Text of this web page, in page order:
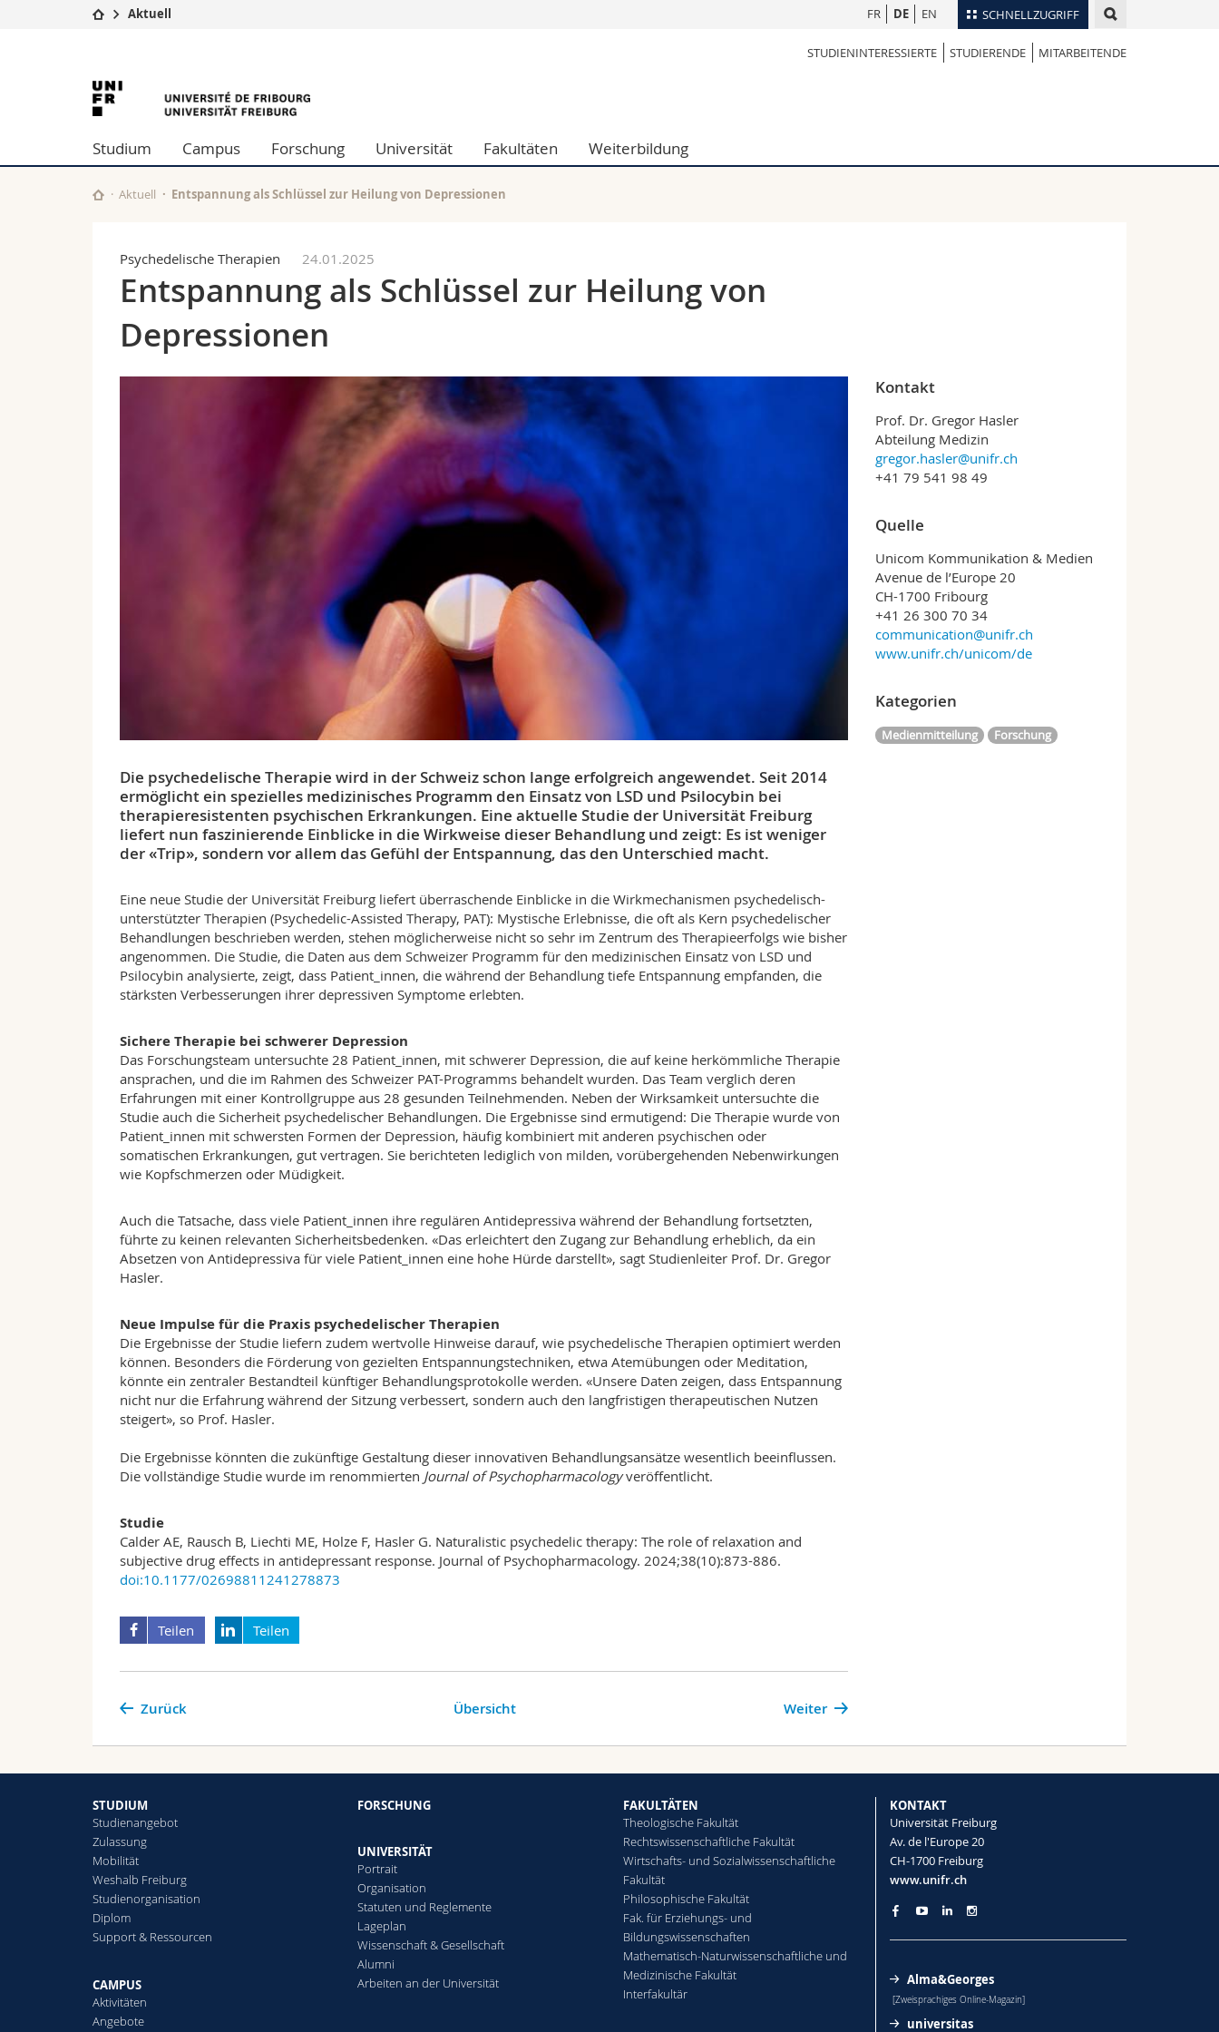
SCHNELLZUGRIFF
Studium
Campus
Universität
Weiterbildung
Theologische Fak.
Philosophische Fak.
Fak. für Erziehungs- und Bildungswissenschaften
Math.-Nat. und Med. Fak.
Mitarbeitende
Personenverzeichnis
Vorlesungsverzeichnis
FR DE EN
Aktuell
STUDIENINTERESSIERTE STUDIERENDE MITARBEITENDE
University
of
Fribourg
Studium Campus Forschung Universität Fakultäten Weiterbildung
Aktuell Entspannung als Schlüssel zur Heilung von Depressionen
Psychedelische Therapien 24.01.2025
Entspannung als Schlüssel zur Heilung von
Depressionen
Die psychedelische Therapie wird in der Schweiz schon lange erfolgreich angewendet. Seit 2014
ermöglicht ein spezielles medizinisches Programm den Einsatz von LSD und Psilocybin bei
therapieresistenten psychischen Erkrankungen. Eine aktuelle Studie der Universität Freiburg
liefert nun faszinierende Einblicke in die Wirkweise dieser Behandlung und zeigt: Es ist weniger
der «Trip», sondern vor allem das Gefühl der Entspannung, das den Unterschied macht.
Eine neue Studie der Universität Freiburg liefert überraschende Einblicke in die Wirkmechanismen psychedelisch-
unterstützter Therapien (Psychedelic-Assisted Therapy, PAT): Mystische Erlebnisse, die oft als Kern psychedelischer
Behandlungen beschrieben werden, stehen möglicherweise nicht so sehr im Zentrum des Therapieerfolgs wie bisher
angenommen. Die Studie, die Daten aus dem Schweizer Programm für den medizinischen Einsatz von LSD und
Psilocybin analysierte, zeigt, dass Patient_innen, die während der Behandlung tiefe Entspannung empfanden, die
stärksten Verbesserungen ihrer depressiven Symptome erlebten.
Sichere Therapie bei schwerer Depression
Das Forschungsteam untersuchte 28 Patient_innen, mit schwerer Depression, die auf keine herkömmliche Therapie
ansprachen, und die im Rahmen des Schweizer PAT-Programms behandelt wurden. Das Team verglich deren
Erfahrungen mit einer Kontrollgruppe aus 28 gesunden Teilnehmenden. Neben der Wirksamkeit untersuchte die
Studie auch die Sicherheit psychedelischer Behandlungen. Die Ergebnisse sind ermutigend: Die Therapie wurde von
Patient_innen mit schwersten Formen der Depression, häufig kombiniert mit anderen psychischen oder
somatischen Erkrankungen, gut vertragen. Sie berichteten lediglich von milden, vorübergehenden Nebenwirkungen
wie Kopfschmerzen oder Müdigkeit.
Auch die Tatsache, dass viele Patient_innen ihre regulären Antidepressiva während der Behandlung fortsetzten,
führte zu keinen relevanten Sicherheitsbedenken. «Das erleichtert den Zugang zur Behandlung erheblich, da ein
Absetzen von Antidepressiva für viele Patient_innen eine hohe Hürde darstellt», sagt Studienleiter Prof. Dr. Gregor
Hasler.
Neue Impulse für die Praxis psychedelischer Therapien
Die Ergebnisse der Studie liefern zudem wertvolle Hinweise darauf, wie psychedelische Therapien optimiert werden
können. Besonders die Förderung von gezielten Entspannungstechniken, etwa Atemübungen oder Meditation,
könnte ein zentraler Bestandteil künftiger Behandlungsprotokolle werden. «Unsere Daten zeigen, dass Entspannung
nicht nur die Erfahrung während der Sitzung verbessert, sondern auch den langfristigen therapeutischen Nutzen
steigert», so Prof. Hasler.
Die Ergebnisse könnten die zukünftige Gestaltung dieser innovativen Behandlungsansätze wesentlich beeinflussen.
Die vollständige Studie wurde im renommierten Journal of Psychopharmacologyveröffentlicht.
Studie
Calder AE, Rausch B, Liechti ME, Holze F, Hasler G. Naturalistic psychedelic therapy: The role of relaxation and
subjective drug effects in antidepressant response. Journal of Psychopharmacology. 2024;38(10):873-886.
doi:10.1177/02698811241278873
Teilen Teilen
Weiter
Zurück Übersicht
Kontakt
Prof. Dr. Gregor Hasler
Abteilung Medizin
gregor.hasler@unifr.ch
+41 79 541 98 49
Quelle
Unicom Kommunikation & Medien
Avenue de l’Europe 20
CH-1700 Fribourg
+41 26 300 70 34
communication@unifr.ch
www.unifr.ch/unicom/de
Kategorien
Medienmitteilung Forschung
STUDIUM
Studienangebot
Zulassung
Mobilität
Weshalb Freiburg
Studienorganisation
Diplom
Support & Ressourcen
CAMPUS
Aktivitäten
Angebote
FORSCHUNG
UNIVERSITÄT
Portrait
Organisation
Statuten und Reglemente
Lageplan
Wissenschaft & Gesellschaft
Alumni
Arbeiten an der Universität
FAKULTÄTEN
Theologische Fakultät
Rechtswissenschaftliche Fakultät
Wirtschafts- und Sozialwissenschaftliche
Fakultät
Philosophische Fakultät
Fak. für Erziehungs- und
Bildungswissenschaften
Mathematisch-Naturwissenschaftliche und
Medizinische Fakultät
Interfakultär
KONTAKT
Universität Freiburg
Av. de l'Europe 20
CH-1700 Freiburg
www.unifr.ch
Alma&Georges
[Zweisprachiges Online-Magazin]
universitas